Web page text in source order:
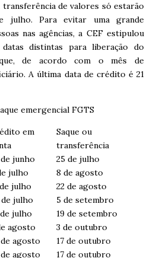
transferência de valores só estarão
julho. Para evitar uma grande
nas agências, a CEF estipulou
distintas para liberação do
de acordo com o mês de
A última data de crédito é 21
emergencial FGTS
em
Saque ou
transferência
junho
25 de julho
julho
8 de agosto
julho
22 de agosto
julho
5 de setembro
julho
19 de setembro
agosto
3 de outubro
de agosto
17 de outubro
agosto
17 de outubro